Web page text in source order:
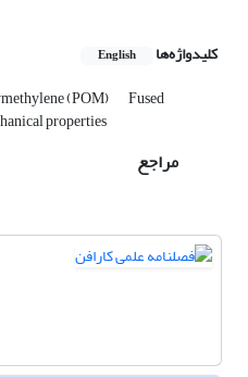
کلیدواژه‌ها English
(POM) Fused
properties
مراجع